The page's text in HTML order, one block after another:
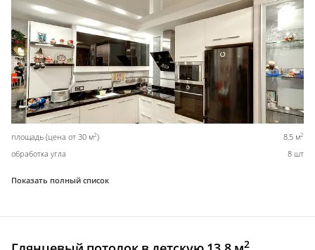
площадь (цена от 30 м2) 8,5 м2
обработка угла 8 шт
Показать полный список
2